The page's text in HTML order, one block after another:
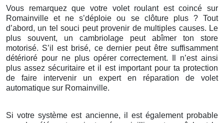
Vous remarquez que votre volet roulant est coincé sur
Romainville et ne s’déploie ou se clôture plus ? Tout
d’abord, un tel souci peut provenir de multiples causes. Le
plus souvent, un cambriolage peut abîmer ton store
motorisé. S’il est brisé, ce dernier peut être suffisamment
détérioré pour ne plus opérer correctement. Il n’est ainsi
plus assez sécuritaire et il est important pour ta protection
de faire intervenir un expert en réparation de volet
automatique sur Romainville.
Si votre système est ancienne, il est également probable